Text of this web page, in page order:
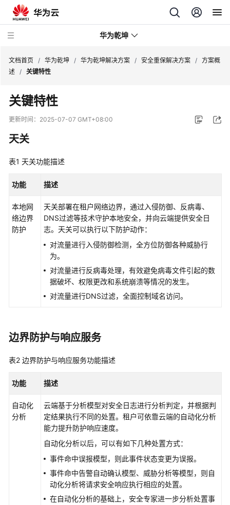
华为乾坤
安
全
云
务
云
理
络
华
等
保
合
方
文档首页 / 华为乾坤 / 华为乾坤解决方案 / 安全重保解决方案 / 方案概
述 / 关键特性
关键特性
更新时间： 2025-07-07 GMT+08:00
天关
表1 天关功能描述
功能 描述
本地网
络边界
防护
天关部署在租户网络边界，通过入侵防御、反病毒、
DNS过滤等技术守护本地安全，并向云端提供安全日
志。天关可以执行以下防护动作：
对流量进行入侵防御检测，全方位防御各种威胁行
为。
对流量进行反病毒处理，有效避免病毒文件引起的数
据破坏、权限更改和系统崩溃等情况的发生。
对流量进行DNS过滤，全面控制域名访问。
边界防护与响应服务
表2 边界防护与响应服务功能描述
功能 描述
自动化
分析
云端基于分析模型对安全日志进行分析判定，并根据判
定结果执行不同的处置。租户可依靠云端的自动化分析
能力提升防护响应速度。
自动化分析以后，可以有如下几种处置方式：
事件命中误报模型，则此事件状态变更为误报。
事件命中告警自动确认模型、威胁分析等模型，则自
动化分析将请求安全响应执行相应的处置。
在自动化分析的基础上，安全专家进一步分析处置事